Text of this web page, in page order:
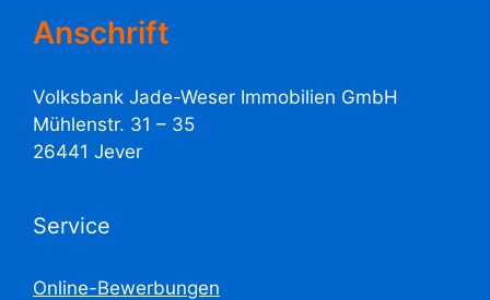
Anschrift
Volksbank Jade-Weser Immobilien GmbH
Mühlenstr. 31 – 35
26441 Jever
Service
Online-Bewerbungen